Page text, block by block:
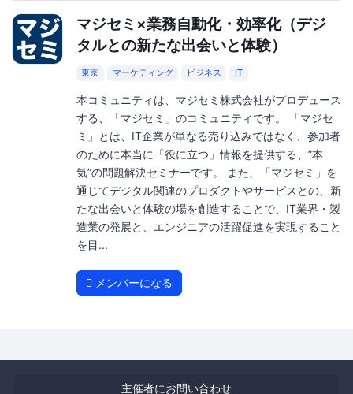
マジセミ×業務自動化・効率化（デジ
タルとの新たな出会いと体験）
東京 マーケティング ビジネス IT
本コミュニティは、マジセミ株式会社がプロデュース
する、「マジセミ」のコミュニティです。 「マジセ
ミ」とは、IT企業が単なる売り込みではなく、参加者
のために本当に「役に立つ」情報を提供する、”本
気”の問題解決セミナーです。 また、「マジセミ」を
通じてデジタル関連のプロダクトやサービスとの、新
たな出会いと体験の場を創造することで、IT業界・製
造業の発展と、エンジニアの活躍促進を実現すること
を目...
メンバーになる
主催者にお問い合わせ